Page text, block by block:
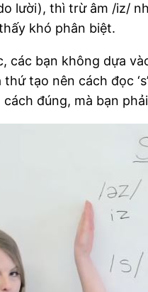
lười), thì trừ âm /iz/
khó phân biệt.
các bạn không dựa
tạo nên cách đọc ‘s’
đúng, mà bạn